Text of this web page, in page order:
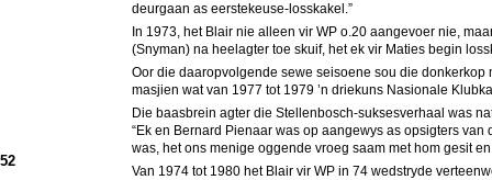
deurgaan as eerstekeuse-losskakel.”
In 1973, het Blair nie alleen vir WP o.20 aangevoer nie,
(Snyman) na heelagter toe skuif, het ek vir Maties begin
Oor die daaropvolgende sewe seisoene sou die donkerkop
masjien wat van 1977 tot 1979 ’n driekuns Nasionale
Die baasbrein agter die Stellenbosch-suksesverhaal was
“Ek en Bernard Pienaar was op aangewys as opsigters
was, het ons menige oggende vroeg saam met hom gesit
Van 1974 tot 1980 het Blair vir WP in 74 wedstryde